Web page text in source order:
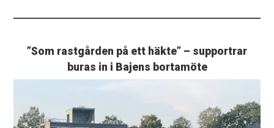
”Som rastgården på ett häkte” – supportrar
buras in i Bajens bortamöte